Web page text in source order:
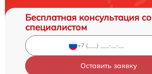
Бесплатная консультация со
специалистом
Оставить заявку